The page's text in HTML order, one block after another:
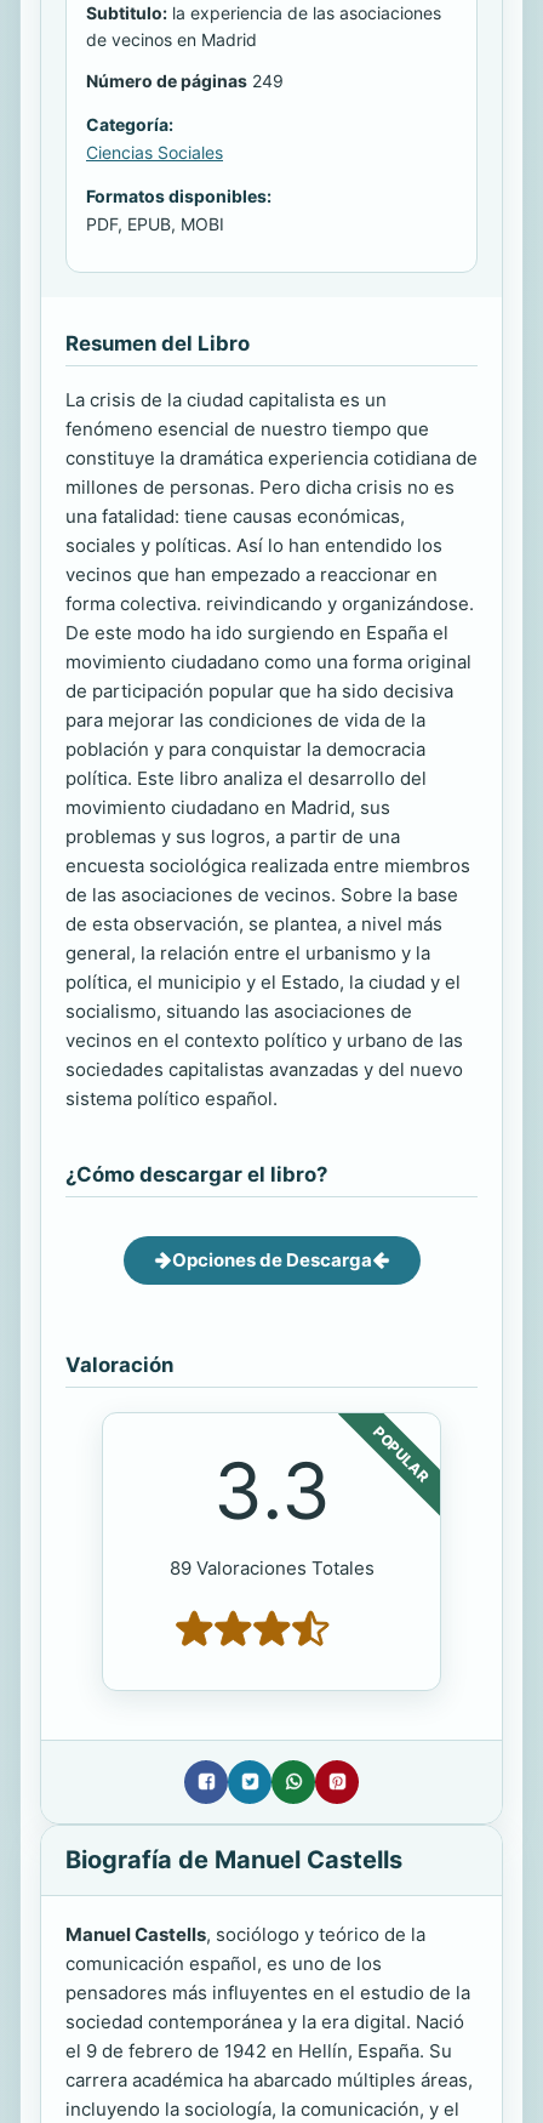
Subtitulo: la experiencia de las asociaciones
de vecinos en Madrid
Número de páginas 249
Categoría:
Ciencias Sociales
Formatos disponibles:
PDF, EPUB, MOBI
Resumen del Libro
La crisis de la ciudad capitalista es un
fenómeno esencial de nuestro tiempo que
constituye la dramática experiencia cotidiana de
millones de personas. Pero dicha crisis no es
una fatalidad: tiene causas económicas,
sociales y políticas. Así lo han entendido los
vecinos que han empezado a reaccionar en
forma colectiva. reivindicando y organizándose.
De este modo ha ido surgiendo en España el
movimiento ciudadano como una forma original
de participación popular que ha sido decisiva
para mejorar las condiciones de vida de la
población y para conquistar la democracia
política. Este libro analiza el desarrollo del
movimiento ciudadano en Madrid, sus
problemas y sus logros, a partir de una
encuesta sociológica realizada entre miembros
de las asociaciones de vecinos. Sobre la base
de esta observación, se plantea, a nivel más
general, la relación entre el urbanismo y la
política, el municipio y el Estado, la ciudad y el
socialismo, situando las asociaciones de
vecinos en el contexto político y urbano de las
sociedades capitalistas avanzadas y del nuevo
sistema político español.
¿Cómo descargar el libro?
Opciones de Descarga
Valoración
POPULAR
3.3
89 Valoraciones Totales
Biografía de Manuel Castells
Manuel Castells, sociólogo y teórico de la
comunicación español, es uno de los
pensadores más influyentes en el estudio de la
sociedad contemporánea y la era digital. Nació
el 9 de febrero de 1942 en Hellín, España. Su
carrera académica ha abarcado múltiples áreas,
incluyendo la sociología, la comunicación, y el